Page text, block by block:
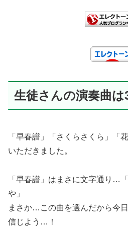
生徒さんの演奏曲は
「早春譜」「さくらさくら」「
いただきました。
「早春譜」はまさに文字通り…
や」
まさか…この曲を選んだから今
信じよう…！